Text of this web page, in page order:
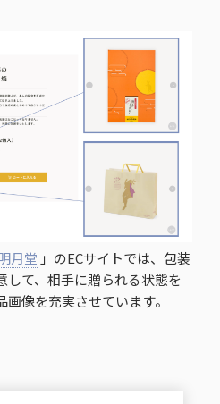
月堂 」のECサイトでは、包装
して、相手に贈られる状態を
像を充実させています。